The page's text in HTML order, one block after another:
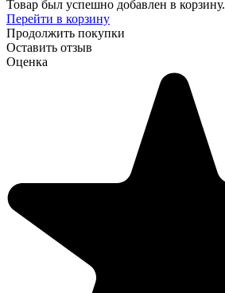
Товар был успешно добавлен в корзину.
Перейти в корзину
Продолжить покупки
Оставить отзыв
Оценка